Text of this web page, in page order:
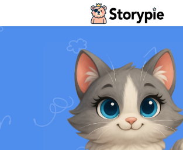
Storypie - Home